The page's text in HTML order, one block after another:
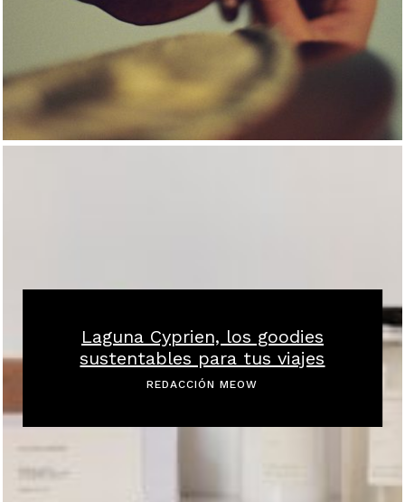
Laguna Cyprien, los goodies
sustentables para tus viajes
REDACCIÓN MEOW